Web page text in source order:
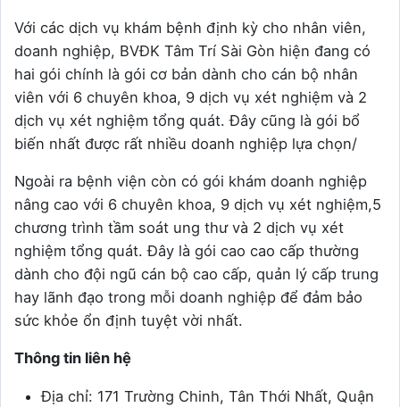
Với các dịch vụ khám bệnh định kỳ cho nhân viên,
doanh nghiệp, BVĐK Tâm Trí Sài Gòn hiện đang có
hai gói chính là gói cơ bản dành cho cán bộ nhân
viên với 6 chuyên khoa, 9 dịch vụ xét nghiệm và 2
dịch vụ xét nghiệm tổng quát. Đây cũng là gói bổ
biến nhất được rất nhiều doanh nghiệp lựa chọn/
Ngoài ra bệnh viện còn có gói khám doanh nghiệp
nâng cao với 6 chuyên khoa, 9 dịch vụ xét nghiệm,5
chương trình tầm soát ung thư và 2 dịch vụ xét
nghiệm tổng quát. Đây là gói cao cao cấp thường
dành cho đội ngũ cán bộ cao cấp, quản lý cấp trung
hay lãnh đạo trong mỗi doanh nghiệp để đảm bảo
sức khỏe ổn định tuyệt vời nhất.
Thông tin liên hệ
Địa chỉ: 171 Trường Chinh, Tân Thới Nhất, Quận